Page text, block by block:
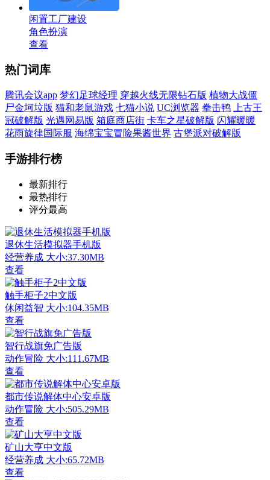
闲置工厂建设
角色扮演
查看
热门词库
腾讯会议app 梦幻足球经理 穿越火线无限钻石版 植物大战僵
尸金坷垃版 猫和老鼠游戏 七猫小说 UC浏览器 拳击鸭
上古王
冠破解版 光遇网易版 箱庭商店街 卡车之星破解版 闪耀暖暖
花雨旋律国际服 海绵宝宝冒险果酱世界 古堡派对破解版
手游排行榜
最新排行
最热排行
评分最高
退休生活模拟器手机版
经营养成 大小:37.30MB
查看
触手柜子2中文版
休闲益智 大小:104.35MB
查看
智行战旗免广告版
动作冒险 大小:111.67MB
查看
都市传说解体中心安卓版
动作冒险 大小:505.29MB
查看
矿山大亨中文版
经营养成 大小:65.72MB
查看